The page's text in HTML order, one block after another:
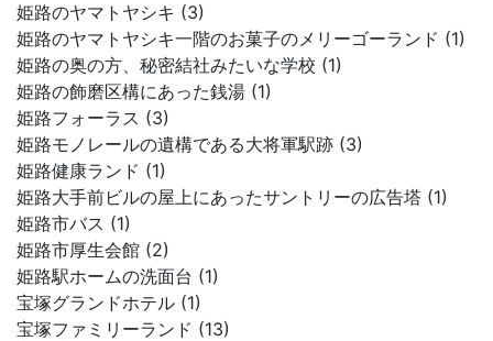
姫路のヤマトヤシキ (3)
姫路のヤマトヤシキ一階のお菓子のメリーゴーランド (1)
姫路の奥の方、秘密結社みたいな学校 (1)
姫路の飾磨区構にあった銭湯 (1)
姫路フォーラス (3)
姫路モノレールの遺構である大将軍駅跡 (3)
姫路健康ランド (1)
姫路大手前ビルの屋上にあったサントリーの広告塔 (1)
姫路市バス (1)
姫路市厚生会館 (2)
姫路駅ホームの洗面台 (1)
宝塚グランドホテル (1)
宝塚ファミリーランド (13)